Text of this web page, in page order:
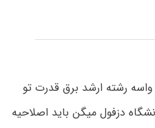
واسه رشته ارشد برق قدرت تو
دزفول میگن باید اصلاحیه